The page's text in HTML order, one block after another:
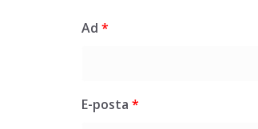
Ad *
E-posta *